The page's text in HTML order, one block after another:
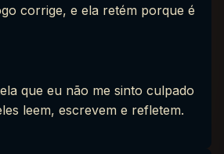
corrige, e ela retém porque é
que eu não me sinto culpado
leem, escrevem e refletem.